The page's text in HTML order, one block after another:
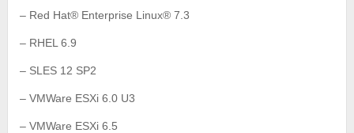
– Red Hat® Enterprise Linux® 7.3
– RHEL 6.9
– SLES 12 SP2
– VMWare ESXi 6.0 U3
– VMWare ESXi 6.5